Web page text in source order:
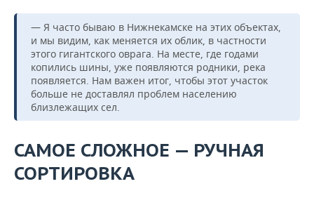
— Я часто бываю в Нижнекамске на этих объектах,
и мы видим, как меняется их облик, в частности
этого гигантского оврага. На месте, где годами
копились шины, уже появляются родники, река
появляется. Нам важен итог, чтобы этот участок
больше не доставлял проблем населению
близлежащих сел.
САМОЕ СЛОЖНОЕ — РУЧНАЯ
СОРТИРОВКА